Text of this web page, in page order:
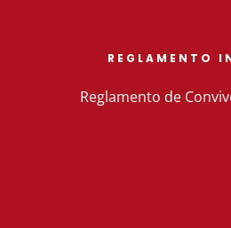
REGLAMENTO
Reglamento de